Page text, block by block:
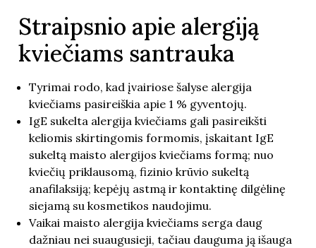
Straipsnio apie alergiją
kviečiams santrauka
Tyrimai rodo, kad įvairiose šalyse alergija
kviečiams pasireiškia apie 1 % gyventojų.
IgE sukelta alergija kviečiams gali pasireikšti
keliomis skirtingomis formomis, įskaitant IgE
sukeltą maisto alergijos kviečiams formą; nuo
kviečių priklausomą, fizinio krūvio sukeltą
anafilaksiją; kepėjų astmą ir kontaktinę dilgėlinę
siejamą su kosmetikos naudojimu.
Vaikai maisto alergija kviečiams serga daug
dažniau nei suaugusieji, tačiau dauguma ją išauga